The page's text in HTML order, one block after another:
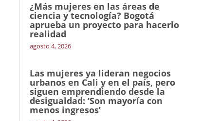
¿Más mujeres en las áreas de
ciencia y tecnología? Bogotá
aprueba un proyecto para hacerlo
realidad
agosto 4, 2026
Las mujeres ya lideran negocios
urbanos en Cali y en el país, pero
siguen emprendiendo desde la
desigualdad: ‘Son mayoría con
menos ingresos’